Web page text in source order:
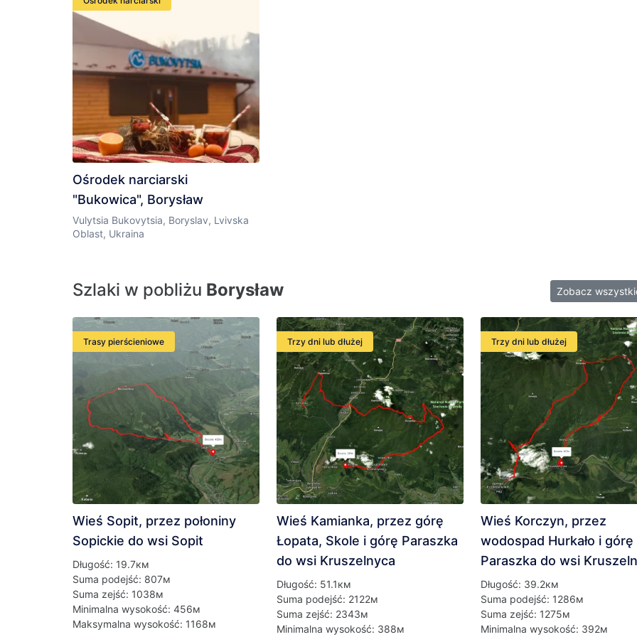
Ośrodek narciarski
"Bukowica", Borysław
Vulytsia Bukovytsia, Boryslav, Lvivska
Oblast, Ukraina
Szlaki w pobliżu Borysław Zobacz
Trasy pierścieniowe
Wieś Sopit, przez połoniny
Sopickie do wsi Sopit
Długość: 19.7км
Suma podejść: 807м
Suma zejść: 1038м
Minimalna wysokość: 456м
Maksymalna wysokość: 1168м
Trzy dni lub dłużej
Wieś Kamianka, przez górę
Łopata, Skole i górę Paraszka
do wsi Kruszelnyca
Długość: 51.1км
Suma podejść: 2122м
Suma zejść: 2343м
Minimalna wysokość: 388м
Trzy dni lub dłużej
Wieś Korczyn, przez
wodospad Hurkało i górę
Paraszka do wsi
Długość: 39.2км
Suma podejść: 1286м
Suma zejść: 1275м
Minimalna wysokość: 392м